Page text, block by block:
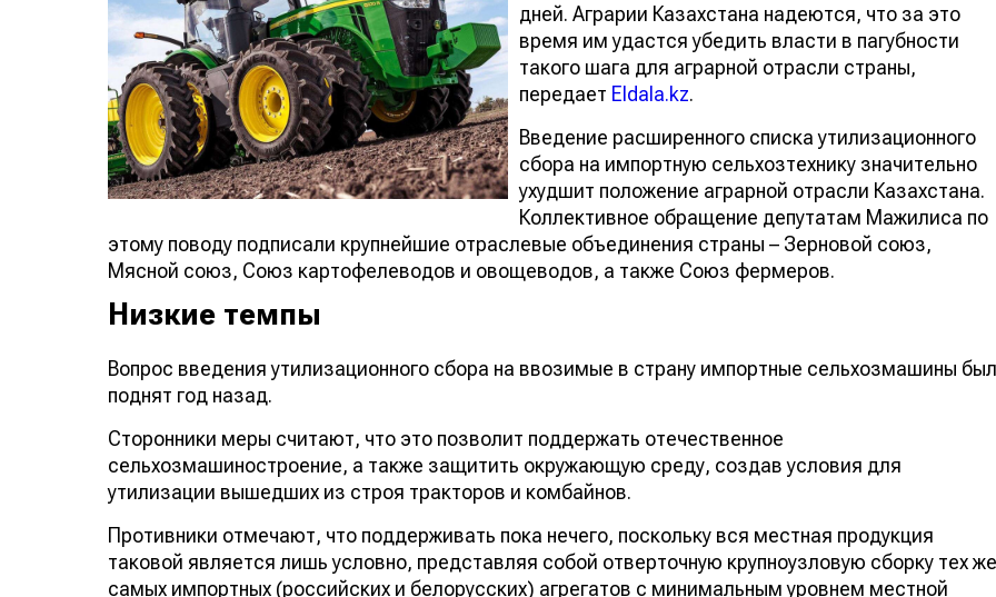
дней. Аграрии Казахстана надеются, что за это
время им удастся убедить власти в пагубности
такого шага для аграрной отрасли страны,
передает Eldala.kz.
Введение расширенного списка утилизационного
сбора на импортную сельхозтехнику значительно
ухудшит положение аграрной отрасли Казахстана.
Коллективное обращение депутатам Мажилиса по
этому поводу подписали крупнейшие отраслевые объединения страны – Зерновой союз,
Мясной союз, Союз картофелеводов и овощеводов, а также Союз фермеров.
Низкие темпы
Вопрос введения утилизационного сбора на ввозимые в страну импортные сельхозмашины был
поднят год назад.
Сторонники меры считают, что это позволит поддержать отечественное
сельхозмашиностроение, а также защитить окружающую среду, создав условия для
утилизации вышедших из строя тракторов и комбайнов.
Противники отмечают, что поддерживать пока нечего, поскольку вся местная продукция
таковой является лишь условно, представляя собой отверточную крупноузловую сборку тех же
самых импортных (российских и белорусских) агрегатов с минимальным уровнем местной